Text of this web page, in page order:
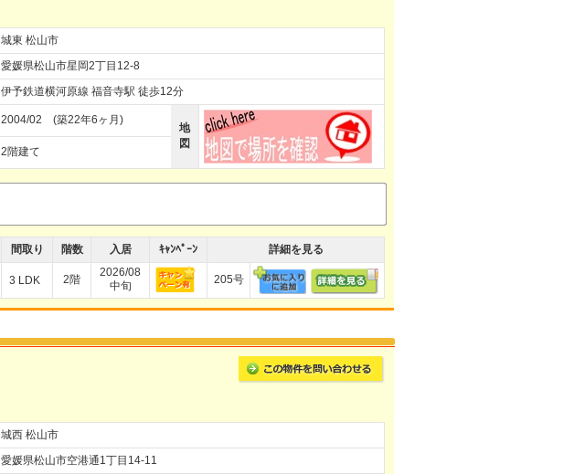
城東 松山市
愛媛県松山市星岡2丁目12-8
伊予鉄道横河原線 福音寺駅 徒歩12分
2004/02 (築22年6ヶ月)
地
図
2階建て
間取り 階数 入居 ｷｬﾝﾍﾟｰﾝ 詳細を見る
3 LDK 2階
2026/08
中旬
205号
城西 松山市
愛媛県松山市空港通1丁目14-11